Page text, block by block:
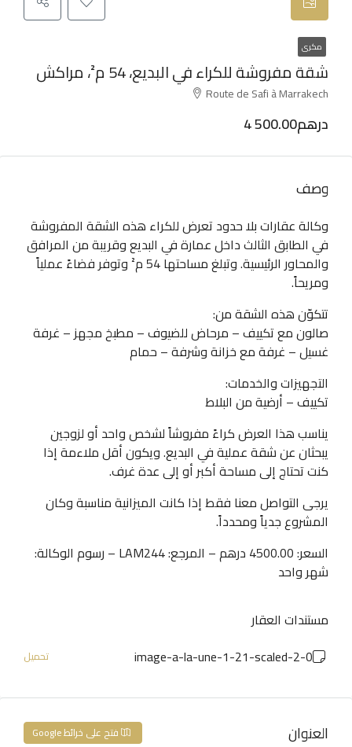
مكرى
شقة مفروشة للكراء في البديع، 54 م²، مراكش
Route de Safi à Marrakech
4 500.00درهم
وصف
وكالة عقارات بلا حدود تعرض للكراء هذه الشقة المفروشة
في الطابق الثالث داخل عمارة في البديع وقريبة من المرافق
والمحاور الرئيسية. وتبلغ مساحتها 54 م² وتوفر فضاءً عملياً
ومريحاً.
تتكوّن هذه الشقة من:
صالون مع تكييف – مرحاض للضيوف – مطبخ مجهز – غرفة
غسيل – غرفة مع خزانة وشرفة – حمام
التجهيزات والخدمات:
تكييف – أرضية من البلاط
يناسب هذا العرض كراءً مفروشاً لشخص واحد أو لزوجين
يبحثان عن شقة عملية في البديع. ويكون أقل ملاءمة إذا
كنت تحتاج إلى مساحة أكبر أو إلى عدة غرف.
يرجى التواصل معنا فقط إذا كانت الميزانية مناسبة وكان
المشروع جدياً ومحدداً.
السعر: 4500.00 درهم – المرجع: LAM244 – رسوم الوكالة:
شهر واحد
مستندات العقار
0-image-a-la-une-1-21-scaled-2
تحميل
العنوان فتح على خرائط Google